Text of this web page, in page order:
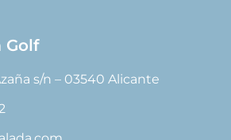
Golf
s/n – 03540 Alicante